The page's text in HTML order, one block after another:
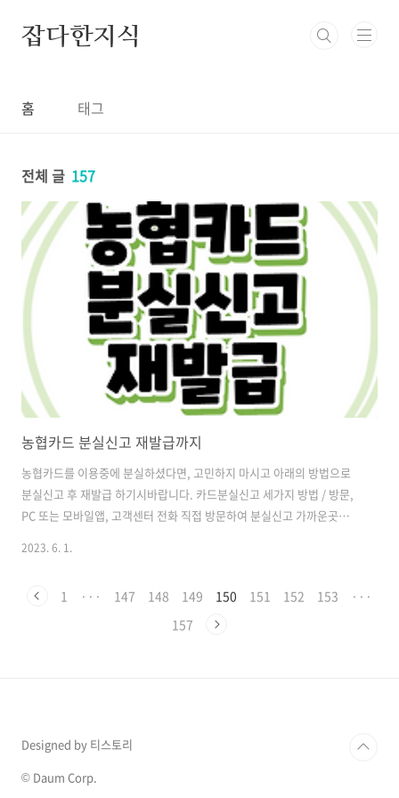
잡다한지식
홈 태그
전체 글 157
농협카드 분실신고 재발급까지
농협카드를 이용중에 분실하셨다면, 고민하지 마시고 아래의 방법으로
분실신고 후 재발급 하기시바랍니다. 카드분실신고 세가지 방법 / 방문,
PC 또는 모바일앱, 고객센터 전화 직접 방문하여 분실신고 가까운곳에
원정도의 재발급 수수료가 있을 수 있습니다. PC 또는 모바일 앱 으로 신
청 어플과 홈페이지를 이용하면 24시간 분실신고가 가능합니다. 인터넷
2023. 6. 1.
1 ··· 147 148 149 150 151 152 153
···
157
Designed by 티스토리
© Daum Corp.